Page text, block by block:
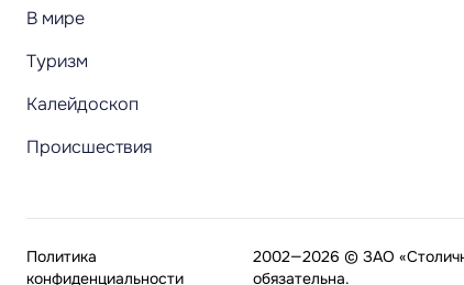
В мире
Туризм
Калейдоскоп
Происшествия
2002—2026 © ЗАО
обязательна.
Политика
конфиденциальности